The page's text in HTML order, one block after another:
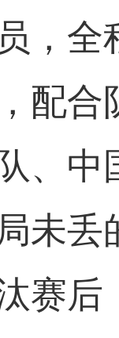
，全
配
、
未丢
赛后